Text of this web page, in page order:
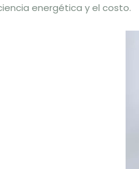
energética y el costo.